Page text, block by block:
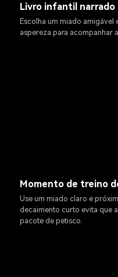
Livro infantil narrado
Escolha um miado amigável
aspereza para acompanhar
Momento de treino
Use um miado claro e
decaimento curto evita que
pacote de petisco.